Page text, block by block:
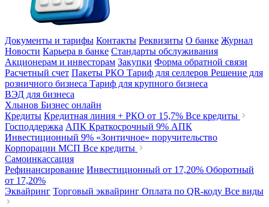
Документы и тарифы Контакты Реквизиты О банке Журнал
Новости Карьера в банке Стандарты обслуживания
Акционерам и инвесторам Закупки Форма обратной связи
Расчетный счет Пакеты РКО Тариф для селлеров Решение для
розничного бизнеса Тариф для крупного бизнеса
ВЭД для бизнеса
Хлынов Бизнес онлайн
Кредиты Кредитная линия + РКО от 15,7% Все кредиты
Господдержка АПК Краткосрочный 9% АПК
Инвестиционный 9% «Зонтичное» поручительство
Корпорации МСП Все кредиты
Самоинкассация
Рефинансирование Инвестиционный от 17,20% Оборотный
от 17,20%
Эквайринг Торговый эквайринг Оплата по QR-коду Все виды